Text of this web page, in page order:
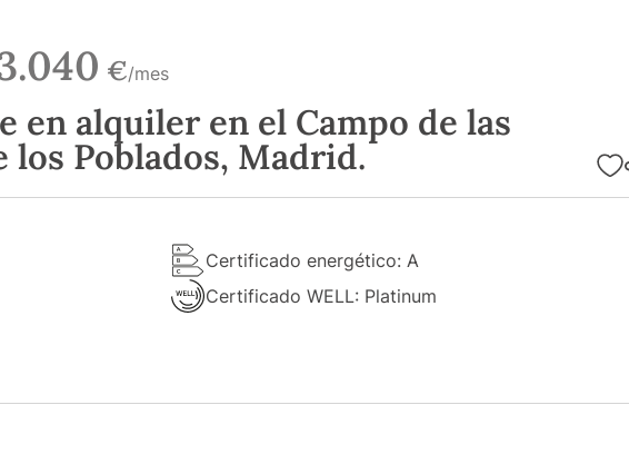
€/mes
en alquiler en el Campo de las
los Poblados, Madrid.
Certificado energético: A
Certificado WELL: Platinum